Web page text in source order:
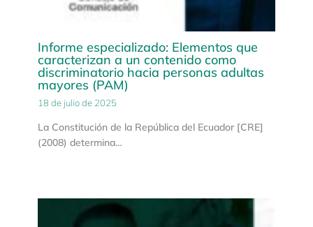
Informe especializado: Elementos que
caracterizan a un contenido como
discriminatorio hacia personas adultas
mayores (PAM)
18 de julio de 2025
La Constitución de la República del Ecuador [CRE]
(2008) determina…